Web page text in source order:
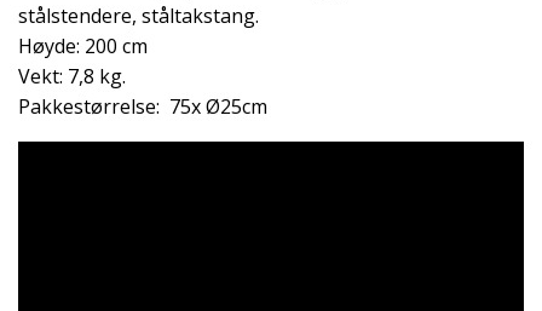
stålstendere, ståltakstang.
Høyde: 200 cm
Vekt: 7,8 kg.
Pakkestørrelse: 75xØ25cm